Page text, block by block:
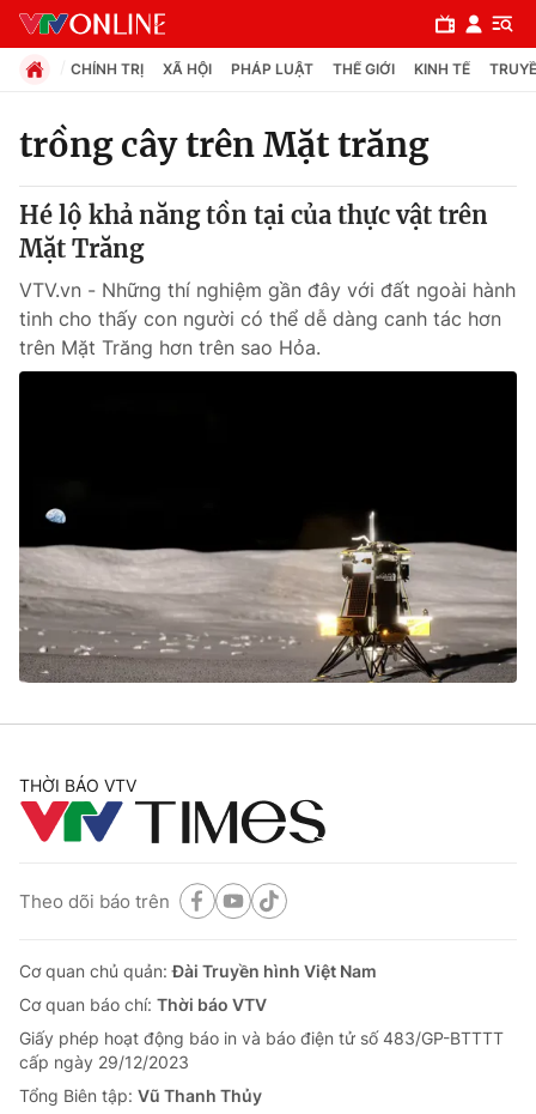
Chuyên mục
Chính trị
Xã hội
Pháp luật
Thế giới
Tin tức
Thế giới đó đây
Câu chuyện quốc tế
Kinh tế
Tài chính
Thị trường
Góc doanh nghiệp
Dữ liệu và đời sống
Truyền hình
Phim VTV
Hậu trường
Giải sao mai
Giải trí
Điện ảnh
Âm nhạc
Du lịch
Làm đẹp
Chất lượng cuộc sống
Tuyển sinh
Học trực tuyến
Công nghệ
Hitech Công nghệ tương lai
Sản phẩm
Giao lưu trực tuyến
CHÍNH TRỊ XÃ HỘI PHÁP LUẬT THẾ GIỚI KINH TẾ
trồng cây trên Mặt trăng
Hé lộ khả năng tồn tại của thực vật trên
Mặt Trăng
VTV.vn - Những thí nghiệm gần đây với đất ngoài hành
tinh cho thấy con người có thể dễ dàng canh tác hơn
trên Mặt Trăng hơn trên sao Hỏa.
THỜI BÁO VTV
Theo dõi báo trên
Cơ quan chủ quản:Đài Truyền hình Việt Nam
Cơ quan báo chí: Thời báo VTV
Giấy phép hoạt động báo in và báo điện tử số 483/GP-BTTTT
cấp ngày 29/12/2023
Tổng Biên tập: Vũ Thanh Thủy